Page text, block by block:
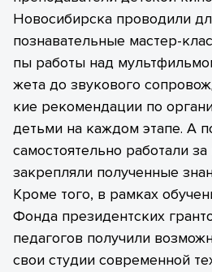
Но­воси­бир­ска проводили
познавательные мастер-
пы ра­боты над
жета до зву­ково­го
кие ре­комен­да­ци­и по
деть­ми на каж­дом эта­пе. А
самостоятельно работали
закрепляли полученные
Кроме того, в рамках
Фонда президентских
педагогов получили
свои студии современной